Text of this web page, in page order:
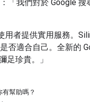
「我們對於 Google
用者提供實用服務。
否適合自己。全新的
足珍貴。」
有幫助嗎？